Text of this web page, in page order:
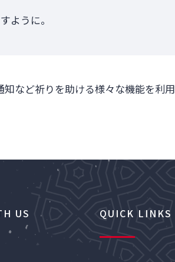
ように。
など祈りを助ける様々な機能を利用
US QUICK LINKS